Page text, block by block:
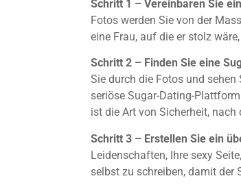
Schritt 1 – Vereinbaren Sie
Fotos werden Sie von der
eine Frau, auf die er stolz
Schritt 2 – Finden Sie eine
Sie durch die Fotos und
seriöse Sugar-Dating-
ist die Art von Sicherheit, nach
Schritt 3 – Erstellen Sie ein
Leidenschaften, Ihre sexy
selbst zu schreiben, damit der